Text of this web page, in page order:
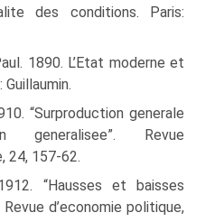
des conditions. Paris:
1890. L’Etat moderne et
“Surproduction generale
generalisee”. Revue
24, 157-62.
“Hausses et baisses
d’economie politique,